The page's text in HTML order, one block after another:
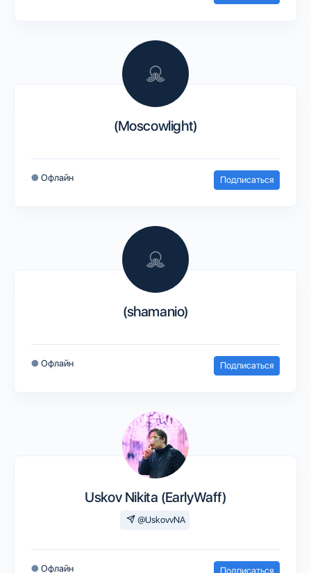
(Moscowlight)
● Офлайн Подписаться
(shamanio)
● Офлайн Подписаться
Uskov Nikita (EarlyWaff)
@UskovvNA
● Офлайн Подписаться